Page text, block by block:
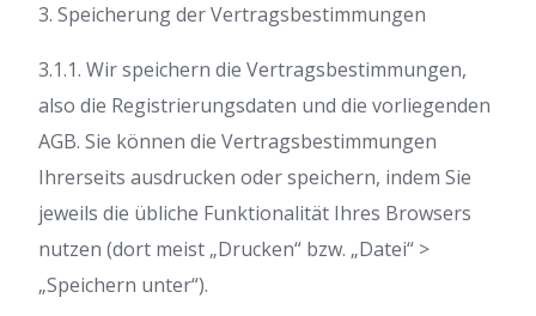
3. Speicherung der Vertragsbestimmungen
3.1.1. Wir speichern die Vertragsbestimmungen,
also die Registrierungsdaten und die vorliegenden
AGB. Sie können die Vertragsbestimmungen
Ihrerseits ausdrucken oder speichern, indem Sie
jeweils die übliche Funktionalität Ihres Browsers
nutzen (dort meist „Drucken“ bzw. „Datei“ >
„Speichern unter“).